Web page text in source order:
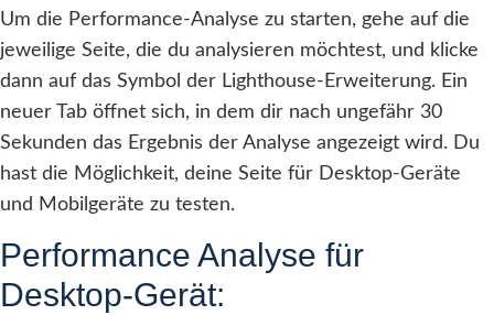
Um die Performance-Analyse zu starten, gehe auf die
jeweilige Seite, die du analysieren möchtest, und klicke
dann auf das Symbol der Lighthouse-Erweiterung. Ein
neuer Tab öffnet sich, in dem dir nach ungefähr 30
Sekunden das Ergebnis der Analyse angezeigt wird. Du
hast die Möglichkeit, deine Seite für Desktop-Geräte
und Mobilgeräte zu testen.
Performance Analyse für
Desktop-Gerät: